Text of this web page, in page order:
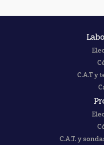
C.A.T y
C.A.T. y